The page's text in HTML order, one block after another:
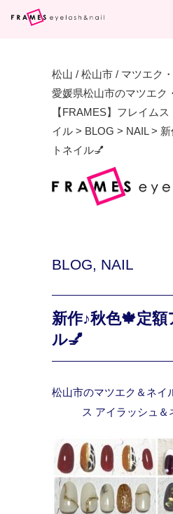
松山 / 松山市 / マツエク
愛媛県松山市のマツエク
【FRAMES】フレイム
イル > BLOG > NAIL>
トネイル💅
BLOG, NAIL
新作♪秋色🍁定額
ル💅
松山市のマツエク＆ネイ
ス アイラッシュ＆